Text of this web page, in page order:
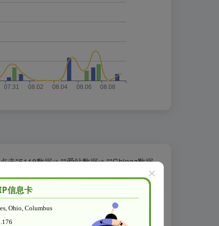
击"5118数据 ""爱站数据 ""Chinaz数据
估因素如：像素君小程序的访问速度、搜索
据您自身的需求以及需要，一些确切的数